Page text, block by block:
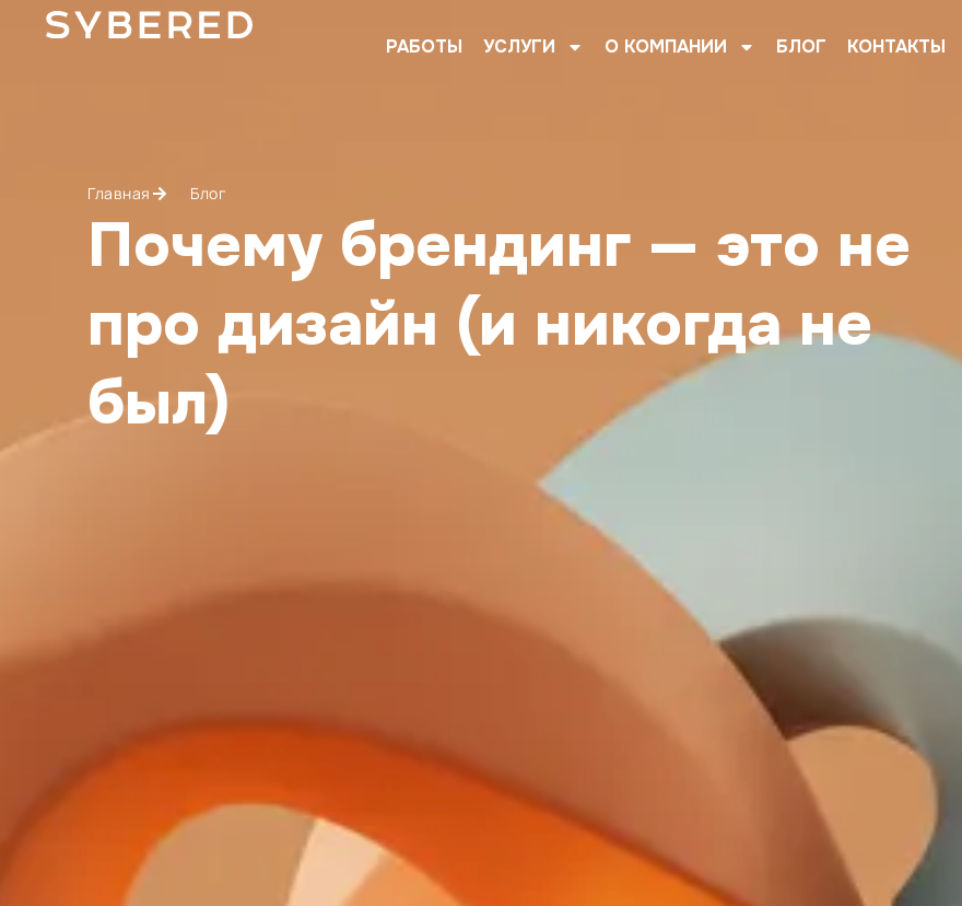
РАБОТЫ УСЛУГИ О КОМПАНИИ БЛОГ КОНТАКТЫ
Главная Блог
Почему брендинг — это не
про дизайн (и никогда не
был)